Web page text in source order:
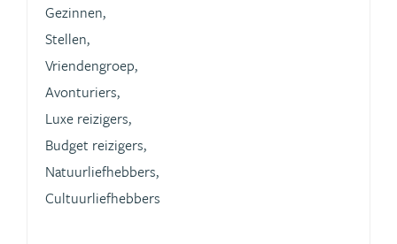
Gezinnen,
Stellen,
Vriendengroep,
Avonturiers,
Luxe reizigers,
Budget reizigers,
Natuurliefhebbers,
Cultuurliefhebbers